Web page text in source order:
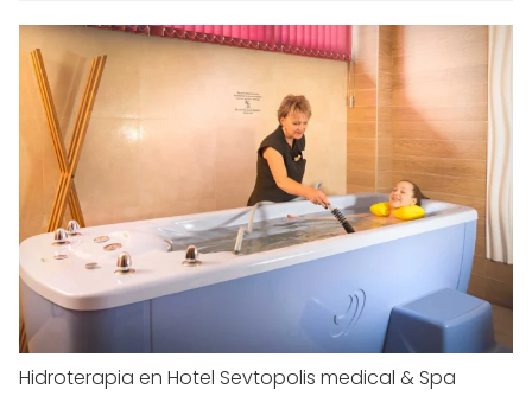
Hidroterapia en Hotel Sevtopolis medical & Spa